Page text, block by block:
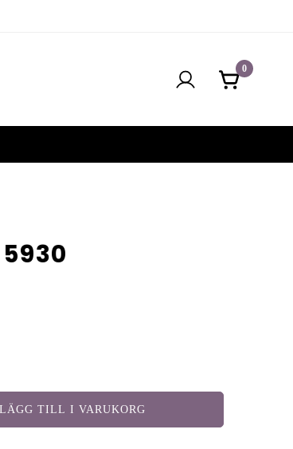
0
LÄGG TILL I VARUKORG